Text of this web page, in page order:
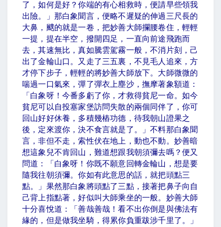
了，如何是好？你端的有心相救時，便請早些領我
出險。」那白象聞言，便略不遲疑的伸過三尺長的
大鼻，颼的就是一卷，把妙善大師攔腰卷住，輕輕
一提，提在半空，撥開四足，一直向前途飛跑而
去，其速無比，真如騰雲駕霧一般，不消片刻，己
出了金輪山口。又走了三五裏，不見毛人追來，方
才停下步子，輕輕的將妙善大師放下。大師微微的
喘過一口氣來，彈了彈衣上塵沙，撫摩著象額道：
「白象呀！今番多虧了你，才救得貧尼一命。如今
貧尼可以自投塞家堡訪問失散的兩個同伴了，你可
回山好好休養，多積幾樁功德，待我朝山證果之
後，定來渡你，決不食言就是了。」不料那白象聞
言，非但不走，索性伏在地上，動也不動。妙善暗
想這象兒不肯回山，難道想跟我朝須彌去嗎？便又
問道：「白象呀！你既不願意回轉金輪山，想是要
隨我往朝須彌。你如有此意思的話，就把頭點三
點。」果然那白象將頭點了三點，接著把鼻子向自
己背上指點著，好似叫大師乘坐的一般。妙善大師
十分喜悅道：「善哉善哉！看不出你倒是與佛法有
緣的，但是做我坐騎，得累你負重跋涉千里了。」